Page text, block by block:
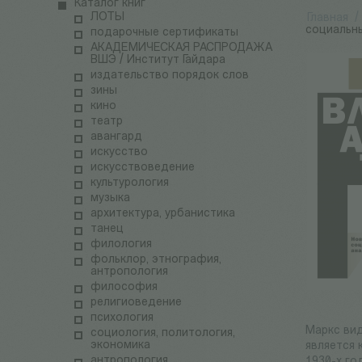
Каталог книг
ЛОТЫ
подарочные сертификаты
АКАДЕМИЧЕСКАЯ РАСПРОДАЖА
ВШЭ / Институт Гайдара
издательство порядок слов
зины
кино
театр
авангард
искусство
искусствоведение
культурология
музыка
архитектура, урбанистика
танец
филология
фольклор, этнография,
антропология
философия
религиоведение
психология
социология, политология,
экономика
Маркс
является